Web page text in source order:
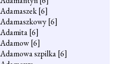
Adamaszek[6]
Adamaszkowy[6]
Adamita[6]
Adamow[6]
Adamowa szpilka[6]